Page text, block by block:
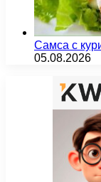
Самса с
05.08.2026